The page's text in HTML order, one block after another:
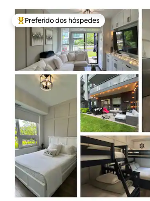
Entre os melhores preferidos dos hóspedes
Preferido dos hóspedes